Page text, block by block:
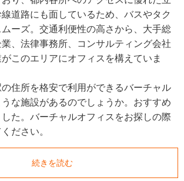
道路にも面しているため、バスやタク
ーズ。交通利便性の高さから、大手総
、法律事務所、コンサルティング会社
このエリアにオフィスを構えていま
住所を格安で利用ができるバーチャル
な施設があるのでしょうか。おすすめ
た。バーチャルオフィスをお探しの際
ださい。
続きを読む